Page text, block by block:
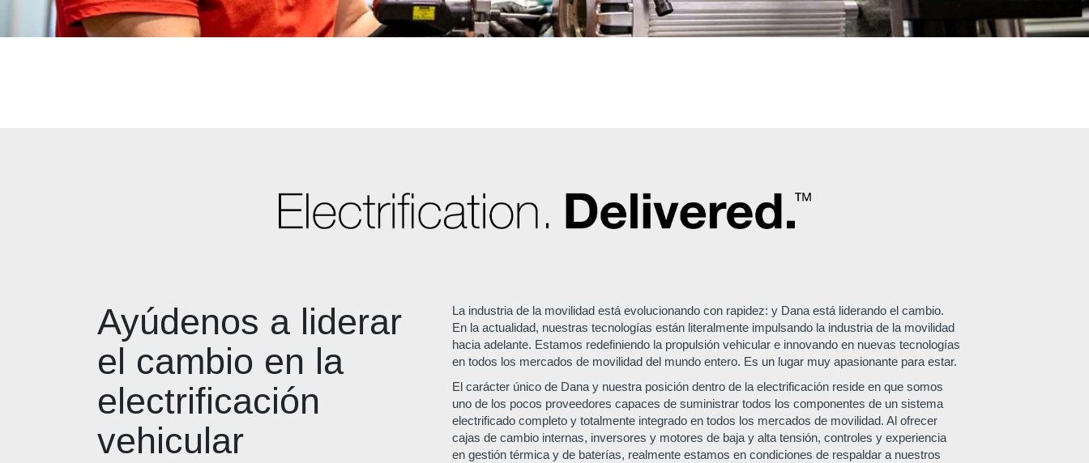
Ayúdenos a liderar
el cambio en la
electrificación
vehicular
La industria de la movilidad está evolucionando con rapidez: y Dana está liderando el cambio.
En la actualidad, nuestras tecnologías están literalmente impulsando la industria de la movilidad
hacia adelante. Estamos redefiniendo la propulsión vehicular e innovando en nuevas tecnologías
en todos los mercados de movilidad del mundo entero. Es un lugar muy apasionante para estar.
El carácter único de Dana y nuestra posición dentro de la electrificación reside en que somos
uno de los pocos proveedores capaces de suministrar todos los componentes de un sistema
electrificado completo y totalmente integrado en todos los mercados de movilidad. Al ofrecer
cajas de cambio internas, inversores y motores de baja y alta tensión, controles y experiencia
en gestión térmica y de baterías, realmente estamos en condiciones de respaldar a nuestros